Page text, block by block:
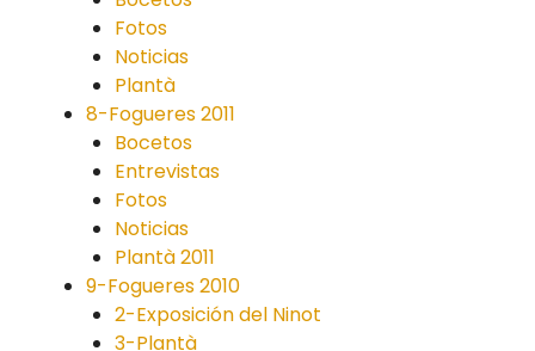
Fotos
Noticias
Plantà
8-Fogueres 2011
Bocetos
Entrevistas
Fotos
Noticias
Plantà 2011
9-Fogueres 2010
2-Exposición del Ninot
3-Plantà